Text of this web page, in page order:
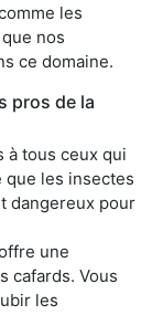
les
nos
ce domaine.
pros de la
à tous ceux qui
que les insectes
dangereux pour
une
cafards. Vous
les